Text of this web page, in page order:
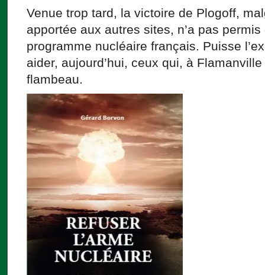
Venue trop tard, la victoire de Plogoff,
apportée aux autres sites, n’a pas permis
programme nucléaire français. Puisse
aider, aujourd’hui, ceux qui, à
flambeau.